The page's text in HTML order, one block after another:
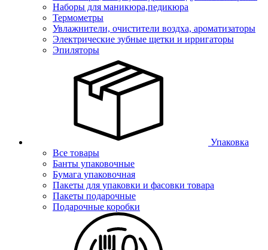
Наборы для маникюра,педикюра
Термометры
Увлажнители, очистители воздха, ароматизаторы
Электрические зубные щетки и ирригаторы
Эпиляторы
Упаковка
Все товары
Банты упаковочные
Бумага упаковочная
Пакеты для упаковки и фасовки товара
Пакеты подарочные
Подарочные коробки